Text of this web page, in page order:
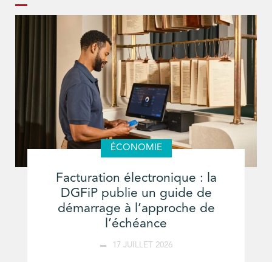
ÉCONOMIE
Facturation électronique : la
DGFiP publie un guide de
démarrage à l’approche de
l’échéance
17 JUILLET 2026